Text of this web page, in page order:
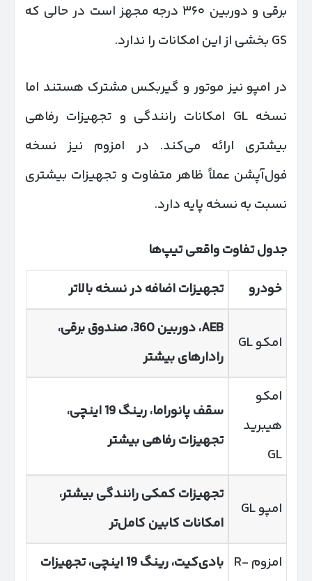
برقی و دوربین ۳۶۰ درجه مجهز است در حالی که
GS بخشی از این امکانات را ندارد.
در امپو نیز موتور و گیربکس مشترک هستند اما
نسخه GL امکانات رانندگی و تجهیزات رفاهی
بیشتری ارائه می‌کند. در امزوم نیز نسخه
فول‌آپشن عملاً ظاهر متفاوت و تجهیزات بیشتری
نسبت به نسخه پایه دارد.
جدول تفاوت واقعی تیپ‌ها
خودرو
تجهیزات اضافه در نسخه بالاتر
امکو GL
AEB
، دوربین 360، صندوق برقی،
رادارهای بیشتر
امکو
هیبرید
GL
سقف پانوراما، رینگ 19 اینچی،
تجهیزات رفاهی بیشتر
امپو GL
تجهیزات کمکی رانندگی بیشتر،
امکانات کابین کامل‌تر
امزوم R-
بادی‌کیت، رینگ 19 اینچی، تجهیزات